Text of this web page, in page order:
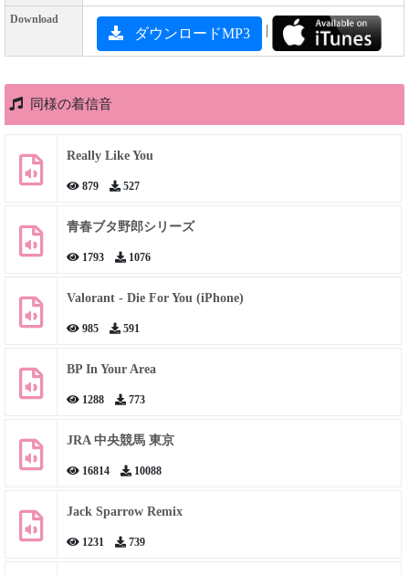
Download
ダウンロードMP3 |
同様の着信音
Really Like You
879 527
青春ブタ野郎シリーズ
1793 1076
Valorant - Die For You (iPhone)
985 591
BP In Your Area
1288 773
JRA 中央競馬 東京
16814 10088
Jack Sparrow Remix
1231 739